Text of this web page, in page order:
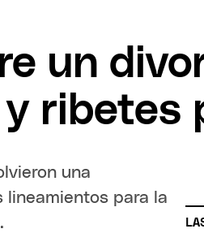
un
ribetes
una
para la